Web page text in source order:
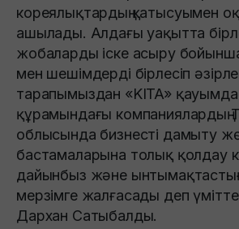
кореялықтардың қатысуымен
ашылады. Алдағы уақытта
жобаларды іске асыру
мен шешімдерді бірлесіп
тарапымыздан «KITA»
құрамындағы компаниялардың
облысында бизнесті дамыту
бастамаларына толық қолдау
дайынбыз және
мерзімге жалғасады деп
Дархан Сатыбалды.